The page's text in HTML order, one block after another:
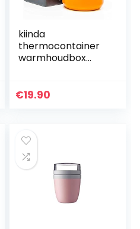
kiinda
thermocontainer
warmhoudbox
verwarmingsconta
warme…
€19.90